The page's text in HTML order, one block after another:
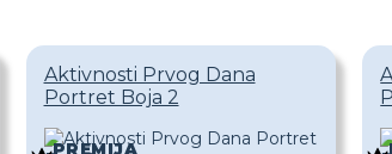
Aktivnosti Prvog Dana
Portret Boja 2
PREMIJA